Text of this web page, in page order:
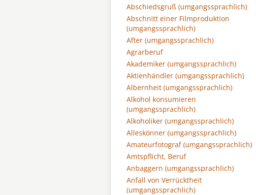
Abschiedsgruß (umgangssprachlich)
Abschnitt einer Filmproduktion
(umgangssprachlich)
After (umgangssprachlich)
Agrarberuf
Akademiker (umgangssprachlich)
Aktienhändler (umgangssprachlich)
Albernheit (umgangssprachlich)
Alkohol konsumieren
(umgangssprachlich)
Alkoholiker (umgangssprachlich)
Alleskönner (umgangssprachlich)
Amateurfotograf (umgangssprachlich)
Amtspflicht, Beruf
Anbaggern (umgangssprachlich)
Anfall von Verrücktheit
(umgangssprachlich)